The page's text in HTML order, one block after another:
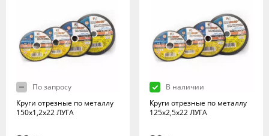
По запросу
Круги отрезные по металлу
150х1,2х22 ЛУГА
В наличии
Круги отрезные по металлу
125х2,5х22 ЛУГА